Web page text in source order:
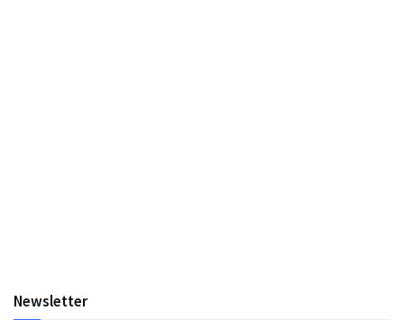
Newsletter